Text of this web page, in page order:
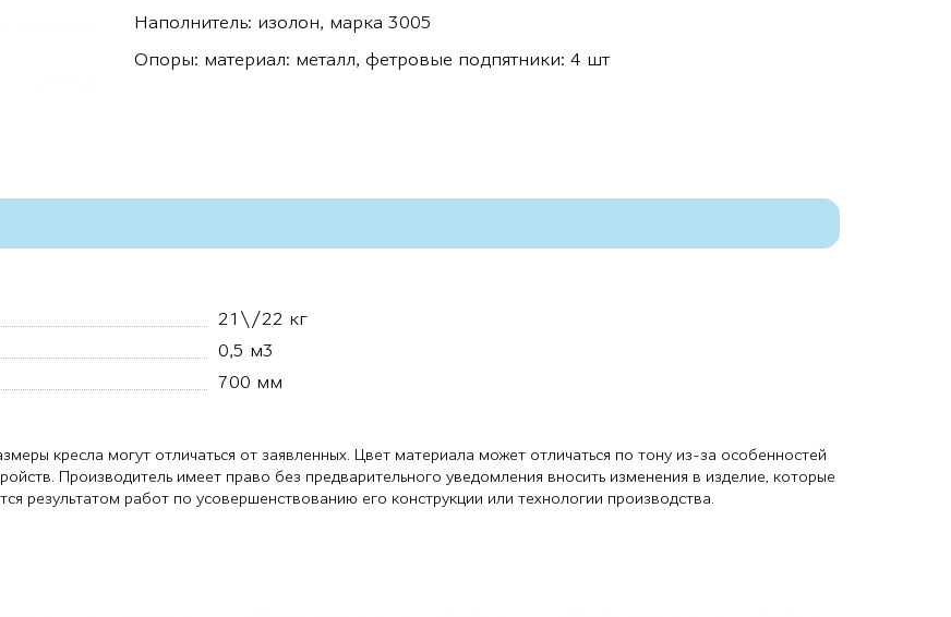
Наполнитель: изолон, марка 3005
Опоры: материал: металл, фетровые подпятники: 4 шт
21\/22 кг
0,5 м3
700 мм
кресла могут отличаться от заявленных. Цвет материала может отличаться по тону из-за особенностей
Производитель имеет право без предварительного уведомления вносить изменения в изделие, которые
результатом работ по усовершенствованию его конструкции или технологии производства.